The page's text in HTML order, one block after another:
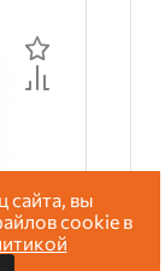
сайта, вы
cookie в